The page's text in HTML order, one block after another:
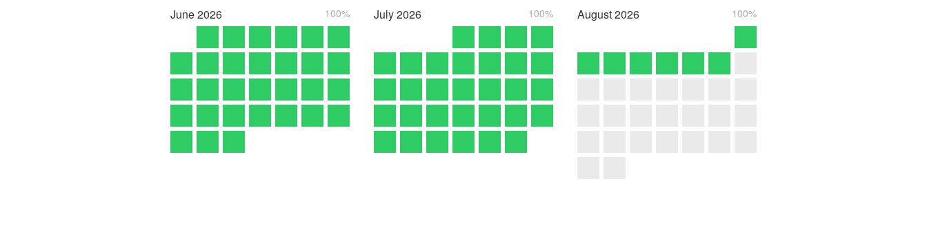
June2026 100% July2026 100% August2026 100%